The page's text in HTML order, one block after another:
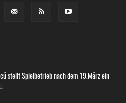
stellt Spielbetrieb nach dem 19.März ein